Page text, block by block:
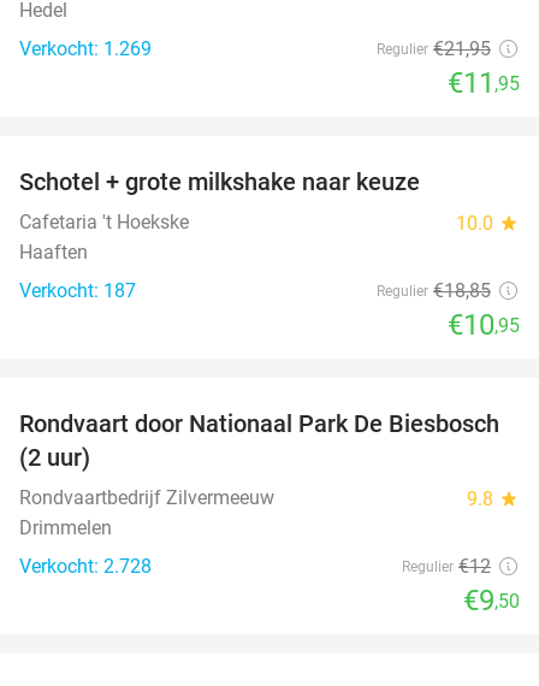
Hedel
Verkocht: 1.269
Regulier €21,95
€11 ,95
Schotel + grote milkshake naar keuze
Cafetaria 't Hoekske 10.0 star
Haaften
Verkocht: 187
Regulier €18,85
€10,95
21%
Rondvaart door Nationaal Park De Biesbosch
(2 uur)
Rondvaartbedrijf Zilvermeeuw 9.8 star
Drimmelen
Verkocht: 2.728
Regulier €12
€9,50